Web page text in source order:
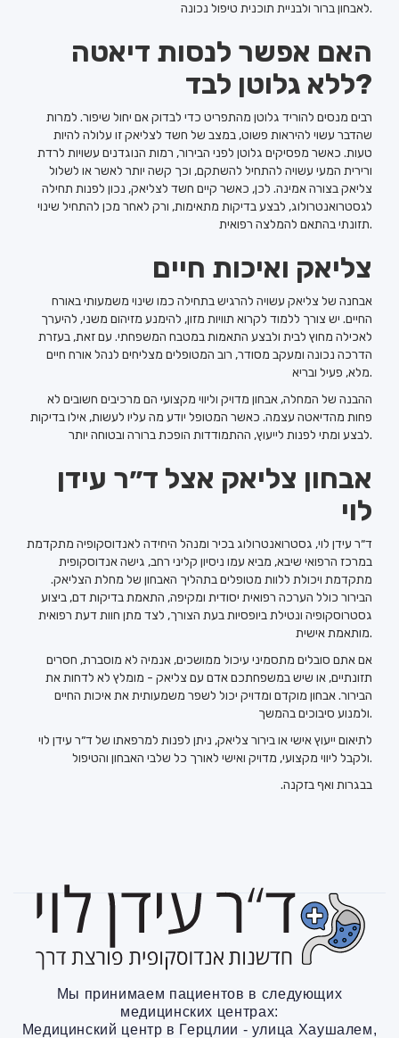
לאבחון ברור ולבניית תוכנית טיפול נכונה.
האם אפשר לנסות דיאטה
ללא גלוטן לבד?
רבים מנסים להוריד גלוטן מהתפריט כדי לבדוק אם יחול שיפור. למרות
שהדבר עשוי להיראות פשוט, במצב של חשד לצליאק זו עלולה להיות
טעות. כאשר מפסיקים גלוטן לפני הבירור, רמות הנוגדנים עשויות לרדת
ורירית המעי עשויה להתחיל להשתקם, וכך קשה יותר לאשר או לשלול
צליאק בצורה אמינה. לכן, כאשר קיים חשד לצליאק, נכון לפנות תחילה
לגסטרואנטרולוג, לבצע בדיקות מתאימות, ורק לאחר מכן להתחיל שינוי
תזונתי בהתאם להמלצה רפואית.
צליאק ואיכות חיים
אבחנה של צליאק עשויה להרגיש בתחילה כמו שינוי משמעותי באורח
החיים. יש צורך ללמוד לקרוא תוויות מזון, להימנע מזיהום משני, להיערך
לאכילה מחוץ לבית ולבצע התאמות במטבח המשפחתי. עם זאת, בעזרת
הדרכה נכונה ומעקב מסודר, רוב המטופלים מצליחים לנהל אורח חיים
מלא, פעיל ובריא.
ההבנה של המחלה, אבחון מדויק וליווי מקצועי הם מרכיבים חשובים לא
פחות מהדיאטה עצמה. כאשר המטופל יודע מה עליו לעשות, אילו בדיקות
לבצע ומתי לפנות לייעוץ, ההתמודדות הופכת ברורה ובטוחה יותר.
אבחון צליאק אצל ד״ר עידן
לוי
ד״ר עידן לוי, גסטרואנטרולוג בכיר ומנהל היחידה לאנדוסקופיה מתקדמת
במרכז הרפואי שיבא, מביא עמו ניסיון קליני רחב, גישה אנדוסקופית
מתקדמת ויכולת ללוות מטופלים בתהליך האבחון של מחלת הצליאק.
הבירור כולל הערכה רפואית יסודית ומקיפה, התאמת בדיקות דם, ביצוע
גסטרוסקופיה ונטילת ביופסיות בעת הצורך, לצד מתן חוות דעת רפואית
מותאמת אישית.
אם אתם סובלים מתסמיני עיכול ממושכים, אנמיה לא מוסברת, חסרים
תזונתיים, או שיש במשפחתכם אדם עם צליאק - מומלץ לא לדחות את
הבירור. אבחון מוקדם ומדויק יכול לשפר משמעותית את איכות החיים
ולמנוע סיבוכים בהמשך.
לתיאום ייעוץ אישי או בירור צליאק, ניתן לפנות למרפאתו של ד״ר עידן לוי
ולקבל ליווי מקצועי, מדויק ואישי לאורך כל שלבי האבחון והטיפול.
.בבגרות ואף בזקנה
Мы принимаем пациентов в следующих
медицинских центрах:
Медицинский центр в Герцлии - улица Хаушалем,